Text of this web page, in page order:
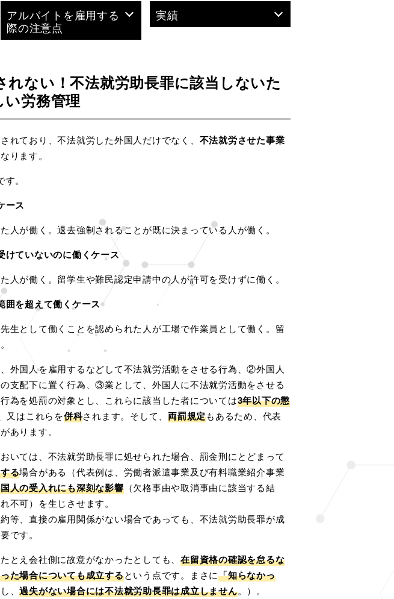
アルバイトを雇用する
際の注意点
実績
ない！不法就労助長罪に該当しないた
労務管理
れており、不法就労した外国人だけでなく、 不法就労させた事業
ります。
。
ース
人が働く。退去強制されることが既に決まっている人が働く。
ていないのに働くケース
人が働く。留学生や難民認定申請中の人が許可を受けずに働く。
を超えて働くケース
生として働くことを認められた人が工場で作業員として働く。留
外国人を雇用するなどして不法就労活動をさせる行為、②外国人
支配下に置く行為、③業として、外国人に不法就労活動をさせる
為を処罰の対象とし、これらに該当した者については3年以下の懲
又はこれらを併科されます。そして、 両罰規定もあるため、代表
あります。
いては、不法就労助長罪に処せられた場合、罰金刑にとどまって
る場合がある（代表例は、労働者派遣事業及び有料職業紹介事業
人の受入れにも深刻な影響（欠格事由や取消事由に該当する結
不可）を生じさせます。
等、直接の雇用関係がない場合であっても、不法就労助長罪が成
です。
とえ会社側に故意がなかったとしても、 在留資格の確認を怠るな
た場合についても成立するという点です。まさに「知らなかっ
、過失がない場合には不法就労助長罪は成立しません。）。